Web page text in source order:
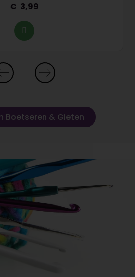
3,99
Boetseren & Gieten